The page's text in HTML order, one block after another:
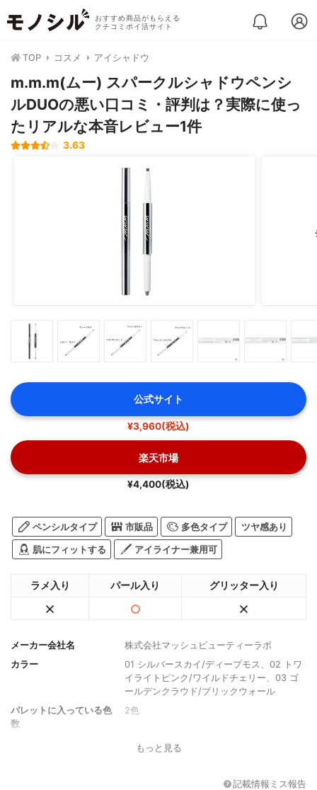
おすすめ商品がもらえる
クチコミポイ活サイト
TOP コスメ アイシャドウ
m.m.m(ムー) スパークルシャドウペンシ
ルDUOの悪い口コミ・評判は？実際に使っ
たリアルな本音レビュー1件
3.63
公式サイト
¥3,960(税込)
楽天市場
¥4,400(税込)
ペンシルタイプ 市販品 多色タイプ ツヤ感あり
肌にフィットする アイライナー兼用可
ラメ入り パール入り グリッター入り
メーカー会社名
株式会社マッシュビューティーラボ
カラー
01 シルバースカイ/ディープモス、02 トワ
イライトピンク/ワイルドチェリー、03 ゴ
ールデンクラウド/ブリックウォール
パレットに入っている色
数
2色
全3色もっと見る
記載情報ミス報告